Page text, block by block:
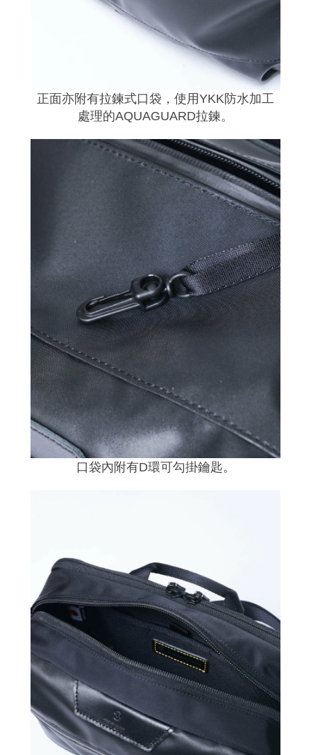
正面亦附有拉鍊式口袋， 使用YKK防水加工
處理的AQUAGUARD拉鍊。
口袋內附有D環可勾掛鑰匙。